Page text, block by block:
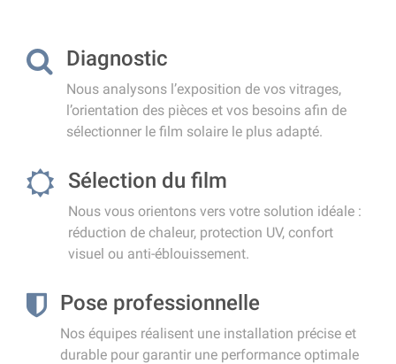
Diagnostic
Nous analysons l’exposition de vos vitrages,
l’orientation des pièces et vos besoins afin de
sélectionner le film solaire le plus adapté.
Sélection du film
Nous vous orientons vers votre solution idéale :
réduction de chaleur, protection UV, confort
visuel ou anti-éblouissement.
Pose professionnelle
Nos équipes réalisent une installation précise et
durable pour garantir une performance optimale